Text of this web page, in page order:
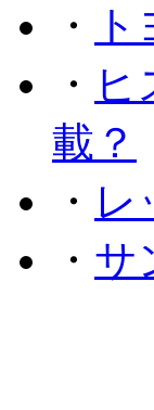
・
・ ヒ
載？
・ レ
・ サ